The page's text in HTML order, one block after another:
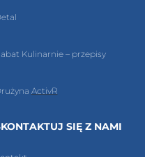
Kulinarnie – przepisy
ActivR
SIĘ Z NAMI